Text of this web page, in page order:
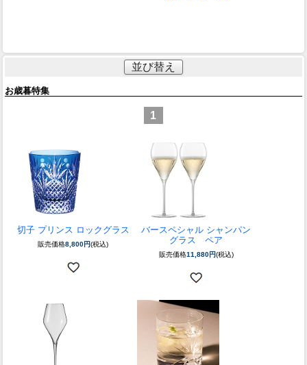
並び替え
お歳暮特集
1
切子 プリンス ロックグラス
販売価格8,800円(税込)
バースペシャル シャンパン
グラス ペア
販売価格11,880円(税込)